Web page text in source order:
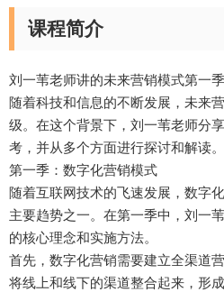
课程简介
刘一苇老师讲的未来营销模式第一
随着科技和信息的不断发展，未来
级。在这个背景下，刘一苇老师分
考，并从多个方面进行探讨和解读。
第一季：数字化营销模式
随着互联网技术的飞速发展，数字
主要趋势之一。在第一季中，刘一
的核心理念和实施方法。
首先，数字化营销需要建立全渠道
将线上和线下的渠道整合起来，形